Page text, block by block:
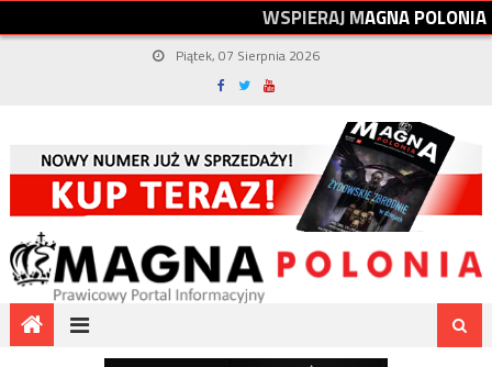
WSPIERAJMAGNAPOLONIA
Piątek, 07 Sierpnia 2026